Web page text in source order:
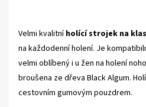
Velmi kvalitníholící strojek na
na každodenní holení. Je
velmi oblíbený i u žen na holení
broušena ze dřeva Black Algum.
cestovním gumovým pouzdrem.